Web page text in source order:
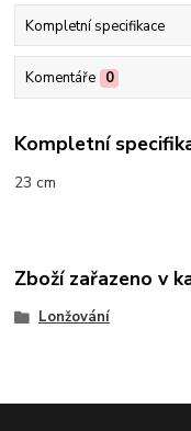
Kompletní specifikace
Komentáře 0
Kompletní
23 cm
Zboží zařazeno v
Lonžování